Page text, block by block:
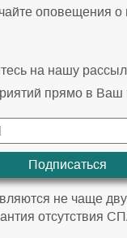
оповещения
на нашу
прямо в Ваш
Подписаться
не чаще
отсутствия